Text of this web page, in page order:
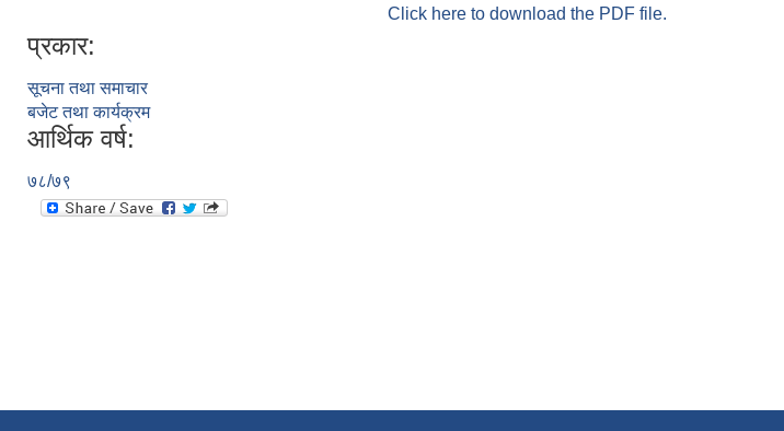
Click here to download the PDF file.
प्रकार:
सूचना तथा समाचार
बजेट तथा कार्यक्रम
आर्थिक वर्ष:
७८/७९